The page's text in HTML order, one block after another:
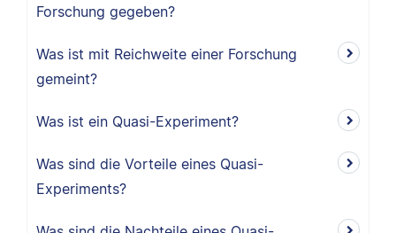
Forschung gegeben?
Was ist mit Reichweite einer Forschung
gemeint?
Was ist ein Quasi-Experiment?
Was sind die Vorteile eines Quasi-
Experiments?